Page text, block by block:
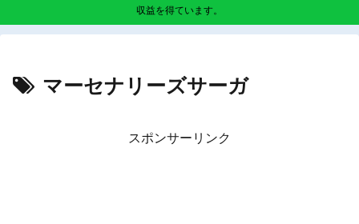
収益を得ています。
マーセナリーズサーガ
スポンサーリンク